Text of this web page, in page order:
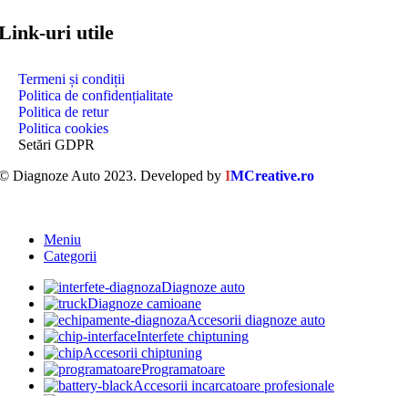
uri utile
Termeni și condiții
Politica de confidențialitate
Politica de retur
Politica cookies
Setări GDPR
Diagnoze Auto 2023. Developed by IMCreative.ro
Meniu
Categorii
Diagnoze auto
Diagnoze camioane
Accesorii diagnoze auto
Interfete chiptuning
Accesorii chiptuning
Programatoare
Accesorii incarcatoare profesionale